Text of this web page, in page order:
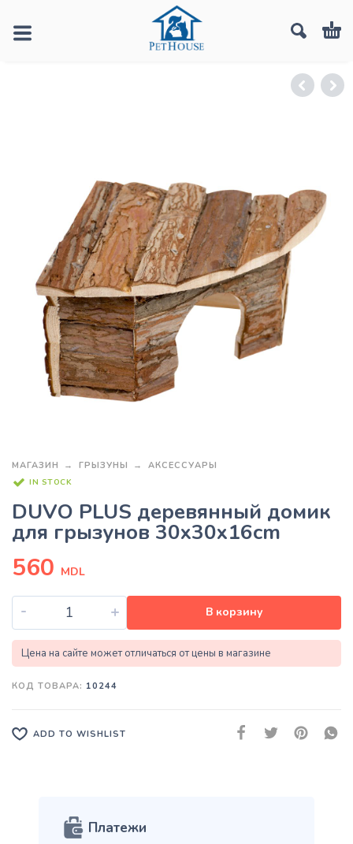
МАГАЗИН ГРЫЗУНЫ АКСЕССУАРЫ
IN STOCK
DUVO PLUS деревянный домик
для грызунов 30x30x16cm
560 MDL
- + В корзину
Цена на сайте может отличаться от цены в магазине
КОД ТОВАРА: 10244
ADD TO WISHLIST
Платежи